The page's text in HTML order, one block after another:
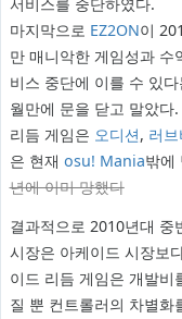
마지막으로 EZ2ON이
만 매니악한 게임성과 수
비스 중단에 이를 수 있
월만에 문을 닫고 말았다
리듬 게임은 오디션, 러
은 현재 osu! Mania밖에
년에 이미 망했다
결과적으로 2010년대 중
시장은 아케이드 시장보
이드 리듬 게임은 개발비
질 뿐 컨트롤러의 차별화